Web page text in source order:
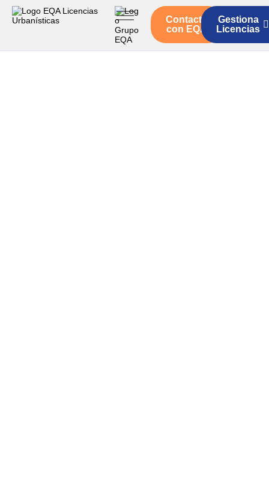
Servicios
Contacto
con EQA
Gestiona
Licencias